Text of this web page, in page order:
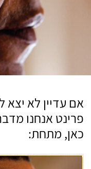
אם עדיין לא יצא
פרינט אנחנו
כאן, מתחת: